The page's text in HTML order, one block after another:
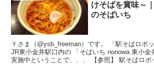
けそばを賞味～
のそばいち
Ｙさま（@ysb_freeman）です。 「駅そばロボット」の 実証実験が
JR東小金井駅口内の 「そばいち nonowa 東小金
実施中ということで、、、